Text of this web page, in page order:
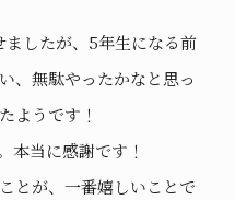
したが、5年生になる前
、無駄やったかなと思っ
ようです！
本当に感謝です！
とが、一番嬉しいことで